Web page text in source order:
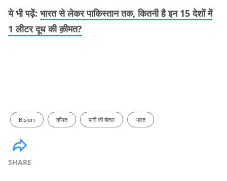
ये भी पढ़ें: भारत से लेकर पाकिस्तान तक, कितनी है इन 15 देशों में
1 लीटर दूध की क़ीमत?
Bisleri क़ीमत पानी की बोतल भारत
SHARE